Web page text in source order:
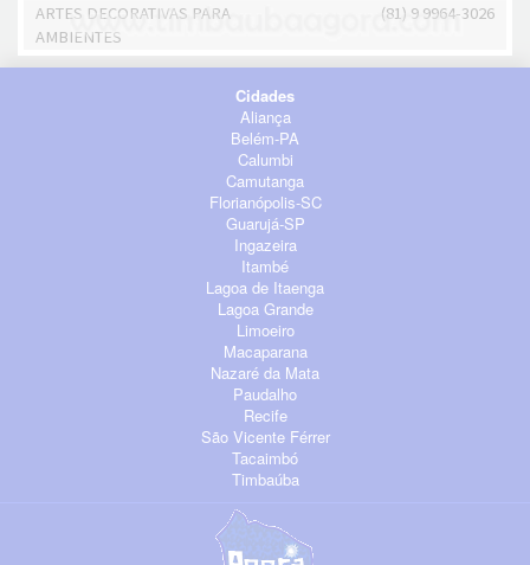
ARTES DECORATIVAS PARA
AMBIENTES
(81) 9 9964-3026
Cidades
Aliança
Belém-PA
Calumbi
Camutanga
Florianópolis-SC
Guarujá-SP
Ingazeira
Itambé
Lagoa de Itaenga
Lagoa Grande
Limoeiro
Macaparana
Nazaré da Mata
Paudalho
Recife
São Vicente Férrer
Tacaimbó
Timbaúba